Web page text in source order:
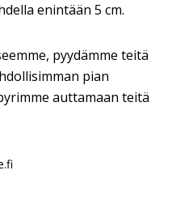
enintään 5 cm.
pyydämme teitä
pian
auttamaan teitä